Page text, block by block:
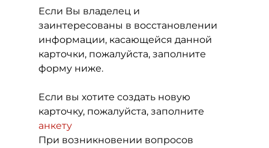
Если Вы владелец и
заинтересованы в восстановлении
информации, касающейся данной
карточки, пожалуйста, заполните
форму ниже.
Если вы хотите создать новую
карточку, пожалуйста, заполните
анкету
При возникновении вопросов